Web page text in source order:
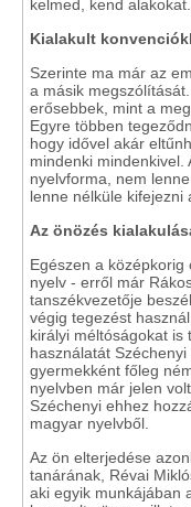
kelmed, kend alakokat.
Kialakult
Szerinte ma már az
a másik
erősebbek, mint a
Egyre többen
hogy idővel akár
mindenki mindenkivel.
nyelvforma, nem
lenne nélküle kifejezni
Az önözés
Egészen a
nyelv - erről már
tanszékvezetője
végig tegezést
királyi méltóságokat is
használatát
gyermekként főleg
nyelvben már jelen
Széchenyi ehhez
magyar nyelvből.
Az ön elterjedése
tanárának, Révai
aki egyik munkájában